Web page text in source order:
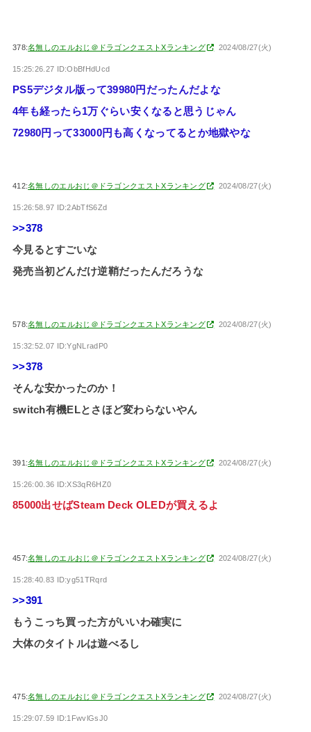
378:名無しのエルおじ＠ドラゴンクエストXランキング 2024/08/27(火)
15:25:26.27 ID:ObBfHdUcd
PS5デジタル版って39980円だったんだよな
4年も経ったら1万ぐらい安くなると思うじゃん
72980円って33000円も高くなってるとか地獄やな
412:名無しのエルおじ＠ドラゴンクエストXランキング 2024/08/27(火)
15:26:58.97 ID:2AbTfS6Zd
>>378
今見るとすごいな
発売当初どんだけ逆鞘だったんだろうな
578:名無しのエルおじ＠ドラゴンクエストXランキング 2024/08/27(火)
15:32:52.07 ID:YgNLradP0
>>378
そんな安かったのか！
switch有機ELとさほど変わらないやん
391:名無しのエルおじ＠ドラゴンクエストXランキング 2024/08/27(火)
15:26:00.36 ID:XS3qR6HZ0
85000出せばSteam Deck OLEDが買えるよ
457:名無しのエルおじ＠ドラゴンクエストXランキング 2024/08/27(火)
15:28:40.83 ID:yg51TRqrd
>>391
もうこっち買った方がいいわ確実に
大体のタイトルは遊べるし
475:名無しのエルおじ＠ドラゴンクエストXランキング 2024/08/27(火)
15:29:07.59 ID:1FwvlGsJ0